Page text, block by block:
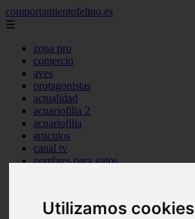
Utilizamos cookies
comportamientofelino.es
☰
zona pro
comercio
aves
protagonistas
actualidad
acuariofilia 2
acuariofilia
articulos
canal tv
nombres para gatos
zona pro